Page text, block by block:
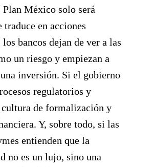
México solo será
en acciones
bancos dejan de ver a las
un riesgo y empiezan a
inversión. Si el gobierno
regulatorios y
de formalización y
Y, sobre todo, si las
entienden que la
no es un lujo, sino una